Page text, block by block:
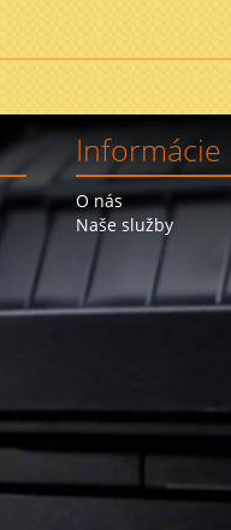
Informácie
O nás
Naše služby